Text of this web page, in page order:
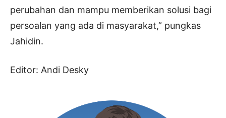
perubahan dan mampu memberikan solusi bagi
persoalan yang ada di masyarakat,” pungkas
Jahidin.
Editor: Andi Desky